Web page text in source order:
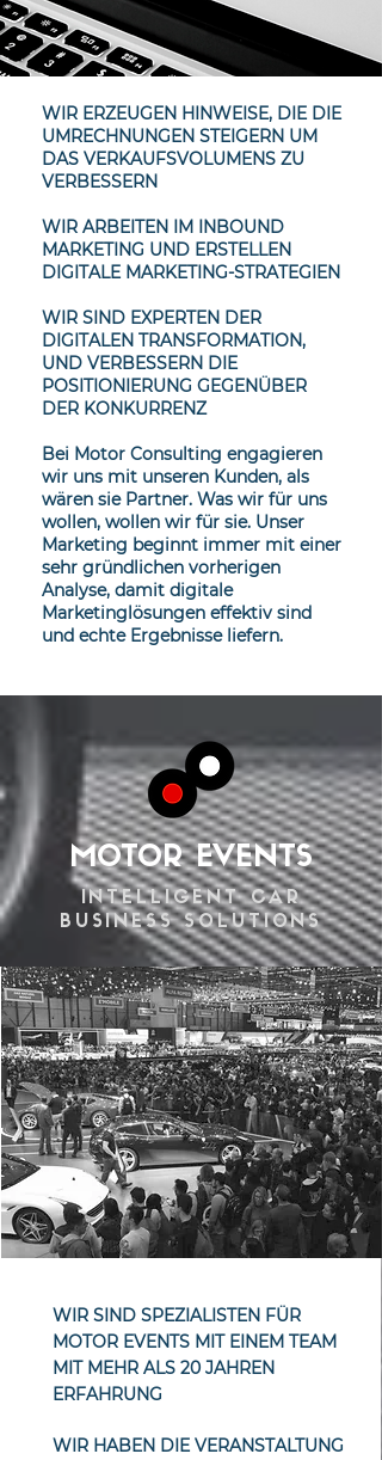
WIR ERZEUGEN HINWEISE, DIE DIE
UMRECHNUNGEN STEIGERN UM
DAS VERKAUFSVOLUMENS ZU
VERBESSERN
WIR ARBEITEN IM INBOUND
MARKETING UND ERSTELLEN
DIGITALE MARKETING-STRATEGIEN
WIR SIND EXPERTEN DER
DIGITALEN TRANSFORMATION,
UND VERBESSERN DIE
POSITIONIERUNG GEGENÜBER
DER KONKURRENZ
Bei Motor Consulting engagieren
wir uns mit unseren Kunden, als
wären sie Partner. Was wir für uns
wollen, wollen wir für sie. Unser
Marketing beginnt immer mit einer
sehr gründlichen vorherigen
Analyse, damit digitale
Marketinglösungen effektiv sind
und echte Ergebnisse liefern.
MOTOR EVENTS
INTELLIGENT CAR
BUSINESS SOLUTIONS
WIR SIND SPEZIALISTEN FÜR
MOTOR EVENTS MIT EINEM TEAM
MIT MEHR ALS 20 JAHREN
ERFAHRUNG
WIR HABEN DIE VERANSTALTUNG